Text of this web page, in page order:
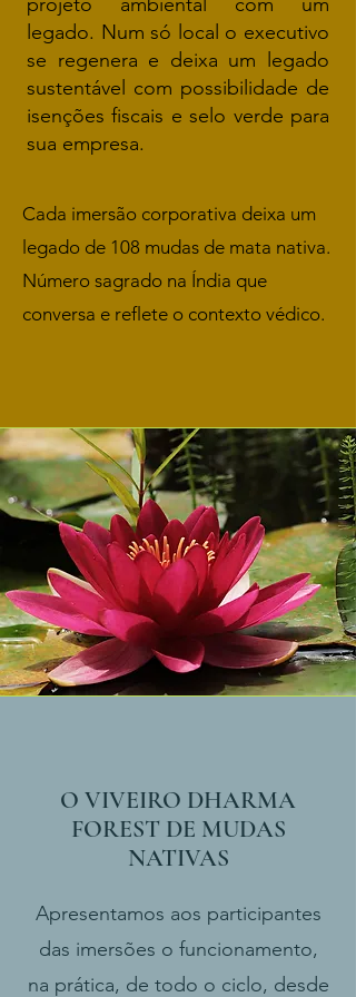
legado. Num só local o executivo
se regenera e deixa um legado
sustentável com possibilidade de
isenções fiscais e selo verde para
sua empresa.
Cada imersão corporativa deixa um
legado de 108 mudas de mata nativa.
Número sagrado na Índia que
conversa e reflete o contexto védico.
O VIVEIRO DHARMA
FOREST DE MUDAS
NATIVAS
Apresentamos aos participantes
das imersões o funcionamento,
na prática, de todo o ciclo, desde